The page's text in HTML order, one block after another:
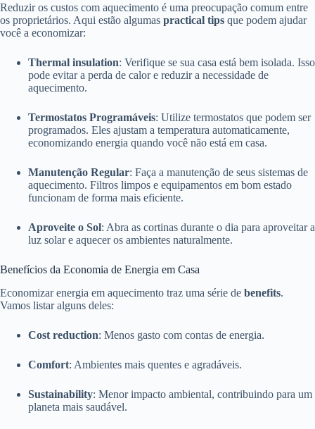
Reduzir os custos com aquecimento é uma preocupação comum entre
os proprietários. Aqui estão algumas practical tips que podem ajudar
você a economizar:
Thermal insulation: Verifique se sua casa está bem isolada. Isso
pode evitar a perda de calor e reduzir a necessidade de
aquecimento.
Termostatos Programáveis: Utilize termostatos que podem ser
programados. Eles ajustam a temperatura automaticamente,
economizando energia quando você não está em casa.
Manutenção Regular: Faça a manutenção de seus sistemas de
aquecimento. Filtros limpos e equipamentos em bom estado
funcionam de forma mais eficiente.
Aproveite o Sol: Abra as cortinas durante o dia para aproveitar a
luz solar e aquecer os ambientes naturalmente.
Benefícios da Economia de Energia em Casa
Economizar energia em aquecimento traz uma série de benefits.
Vamos listar alguns deles:
Cost reduction: Menos gasto com contas de energia.
Comfort: Ambientes mais quentes e agradáveis.
Sustainability: Menor impacto ambiental, contribuindo para um
planeta mais saudável.